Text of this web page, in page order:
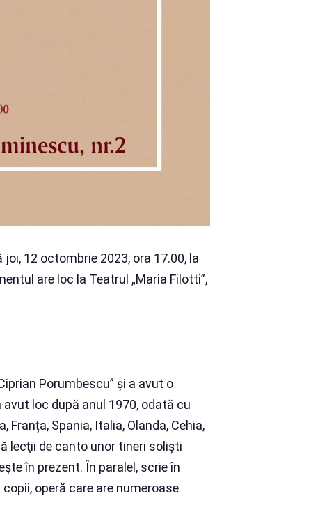
12 octombrie 2023, ora 17.00, la
are loc la Teatrul „Maria Filotti”,
Porumbescu” şi a avut o
loc după anul 1970, odată cu
Spania, Italia, Olanda, Cehia,
lecţii de canto unor tineri solişti
în prezent. În paralel, scrie în
operă care are numeroase